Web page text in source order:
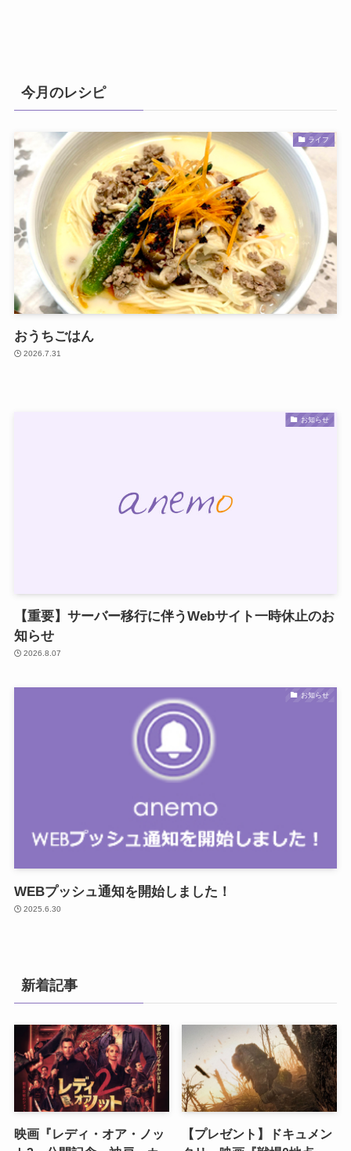
今月のレシピ
ライフ
おうちごはん
2026.7.31
お知らせ
【重要】サーバー移行に伴うWebサイト一時休止のお
知らせ
2026.8.07
お知らせ
WEBプッシュ通知を開始しました！
2025.6.30
新着記事
映画『レディ・オア・ノッ
【プレゼント】ドキュメン